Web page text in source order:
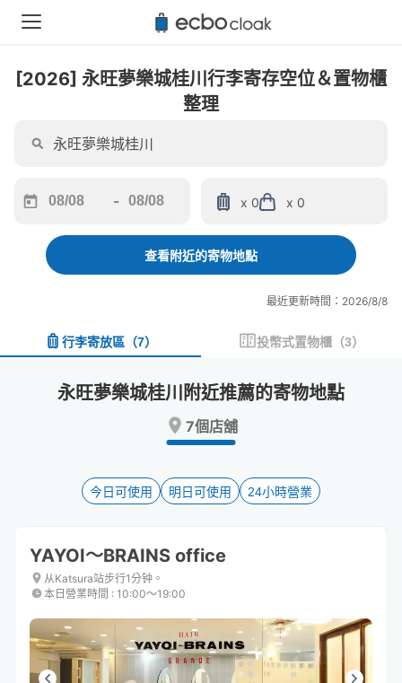
[2026] 永旺夢樂城桂川行李寄存空位＆置物櫃
整理
forward
interact
and
date.
keyboard
shortcuts
for
changing
dates.
-
backward
interact
and
a
date.
key
to
keyboard
shortcuts
for
changing
dates.
x 0 x 0
查看附近的寄物地點
最近更新時間：2026/8/8
行李寄放區 （7） 投幣式置物櫃 （3）
永旺夢樂城桂川附近推薦的寄物地點
7個店舖
今日可使用 明日可使用 24小時營業
YAYOI～BRAINS office
从Katsura站步行1分钟。
本日營業時間 : 10:00〜19:00